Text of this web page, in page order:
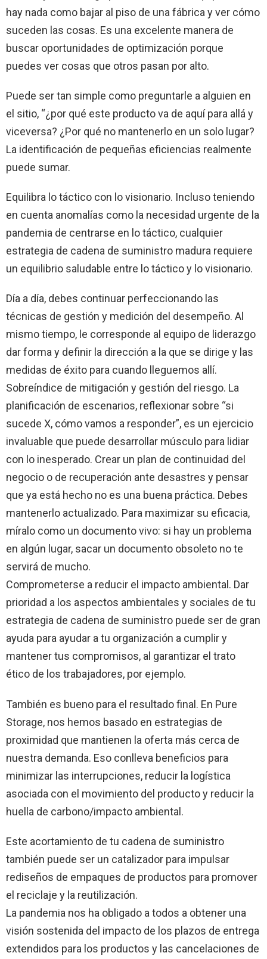
hay nada como bajar al piso de una fábrica y ver cómo
suceden las cosas. Es una excelente manera de
buscar oportunidades de optimización porque
puedes ver cosas que otros pasan por alto.
Puede ser tan simple como preguntarle a alguien en
el sitio, “¿por qué este producto va de aquí para allá y
viceversa? ¿Por qué no mantenerlo en un solo lugar?
La identificación de pequeñas eficiencias realmente
puede sumar.
Equilibra lo táctico con lo visionario. Incluso teniendo
en cuenta anomalías como la necesidad urgente de la
pandemia de centrarse en lo táctico, cualquier
estrategia de cadena de suministro madura requiere
un equilibrio saludable entre lo táctico y lo visionario.
Día a día, debes continuar perfeccionando las
técnicas de gestión y medición del desempeño. Al
mismo tiempo, le corresponde al equipo de liderazgo
dar forma y definir la dirección a la que se dirige y las
medidas de éxito para cuando lleguemos allí.
Sobreíndice de mitigación y gestión del riesgo. La
planificación de escenarios, reflexionar sobre “si
sucede X, cómo vamos a responder”, es un ejercicio
invaluable que puede desarrollar músculo para lidiar
con lo inesperado. Crear un plan de continuidad del
negocio o de recuperación ante desastres y pensar
que ya está hecho no es una buena práctica. Debes
mantenerlo actualizado. Para maximizar su eficacia,
míralo como un documento vivo: si hay un problema
en algún lugar, sacar un documento obsoleto no te
servirá de mucho.
Comprometerse a reducir el impacto ambiental. Dar
prioridad a los aspectos ambientales y sociales de tu
estrategia de cadena de suministro puede ser de gran
ayuda para ayudar a tu organización a cumplir y
mantener tus compromisos, al garantizar el trato
ético de los trabajadores, por ejemplo.
También es bueno para el resultado final. En Pure
Storage, nos hemos basado en estrategias de
proximidad que mantienen la oferta más cerca de
nuestra demanda. Eso conlleva beneficios para
minimizar las interrupciones, reducir la logística
asociada con el movimiento del producto y reducir la
huella de carbono/impacto ambiental.
Este acortamiento de tu cadena de suministro
también puede ser un catalizador para impulsar
rediseños de empaques de productos para promover
el reciclaje y la reutilización.
La pandemia nos ha obligado a todos a obtener una
visión sostenida del impacto de los plazos de entrega
extendidos para los productos y las cancelaciones de